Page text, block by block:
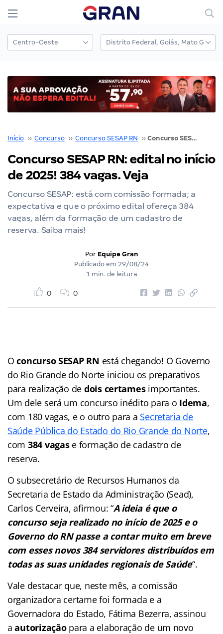
Início ›› Concurso ›› Concurso SESAP RN ›› Concurso SESAP RN: edital no início de 2025! 384 vagas. Veja
Concurso SESAP RN: edital no início
de 2025! 384 vagas. Veja
Concurso SESAP: está com comissão formada; a
expectativa e que o próximo edital ofereça 384
vagas, além da formação de um cadastro de
reserva. Saiba mais!
Por Equipe Gran
Publicado em 29/08/24
1 min. de leitura
0 0
Oconcurso SESAP RN está chegando! O Governo
do Rio Grande do Norte iniciou os preparativos
para realização de dois certamesimportantes.
Um dele será um concurso inédito para o Idema,
com 180 vagas, e o outro para a Secretaria de
Saúde Pública do Estado do Rio Grande do Norte,
com 384 vagase formação de cadastro de
reserva.
O subsecretário de Recursos Humanos da
Secretaria de Estado da Administração (Sead),
Carlos Cerveira, afirmou: “A ideia é que o
concurso seja realizado no início de 2025 e o
Governo do RN passe a contar muito em breve
com esses novos 384 servidores distribuídos em
todas as suas unidades regionais de Saúde“.
Vale destacar que, neste mês, a comissão
organizadora certame foi formada e a
Governadora do Estado, Fátima Bezerra, assinou
aautorizaçãopara a elaboração de um novo